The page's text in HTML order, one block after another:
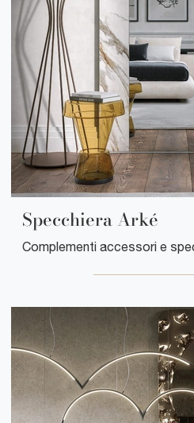
Specchiera Arké